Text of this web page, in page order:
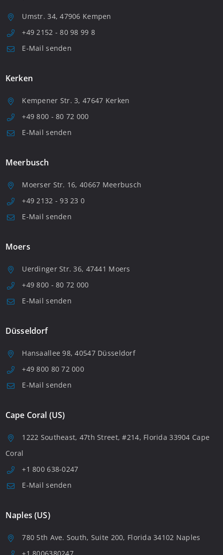
Umstr. 34, 47906 Kempen
+49 2152 - 80 98 99 8
E-Mail senden
Kerken
Kempener Str. 3, 47647 Kerken
+49 800 - 80 72 000
E-Mail senden
Meerbusch
Moerser Str. 16, 40667 Meerbusch
+49 2132 - 93 23 0
E-Mail senden
Moers
Uerdinger Str. 36, 47441 Moers
+49 800 - 80 72 000
E-Mail senden
Düsseldorf
Hansaallee 98, 40547 Düsseldorf
+49 800 80 72 000
E-Mail senden
Cape Coral (US)
1222 Southeast, 47th Street, #214, Florida 33904 Cape
Coral
+1 800 638-0247
E-Mail senden
Naples (US)
780 5th Ave. South, Suite 200, Florida 34102 Naples
+1 8006380247